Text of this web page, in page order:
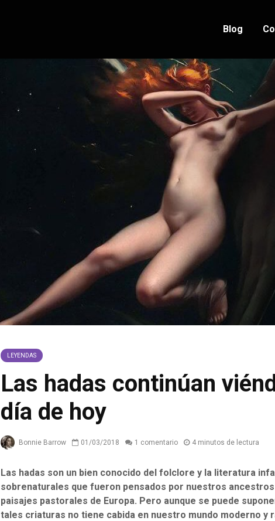
Blog
LEYENDAS
Las hadas continúan
día de hoy
Bonnie Barrow 01/03/2018 1 comentario 4 minutos de lectura
Las hadas son un bien conocido del folclore y la literatura
sobrenaturales que fueron pensados ​​por nuestros
paisajes pastorales de Europa. Pero aunque se puede
tales criaturas no tiene cabida en nuestro mundo moderno y